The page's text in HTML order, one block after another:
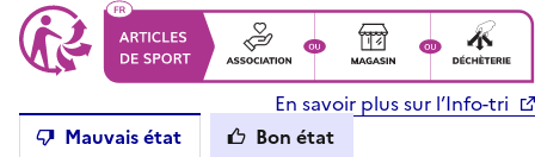
En savoir plus sur l’Info-tri
Mauvais état
Bon état